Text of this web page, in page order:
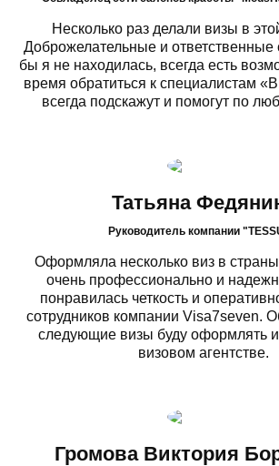
Несколько раз делали визы в
Доброжелательные и ответственные
бы я не находилась, всегда есть
время обратиться к специалистам
всегда подскажут и помогут по
Татьяна
Руководитель компании
Оформляла несколько виз в
очень профессионально и
понравилась четкость и
сотрудников компании Visa7seven.
следующие визы буду оформлять
визовом агентстве.
Громова Виктория